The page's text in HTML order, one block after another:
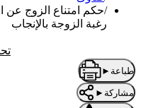
/حكم امتناع الزوج عن
رغبة الزوجة بالإنجاب
طباعة ►
مشاركة ►